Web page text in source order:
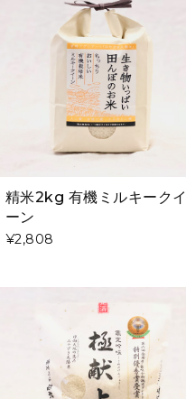
精米2kg 有機ミルキークイ
ーン
¥2,808